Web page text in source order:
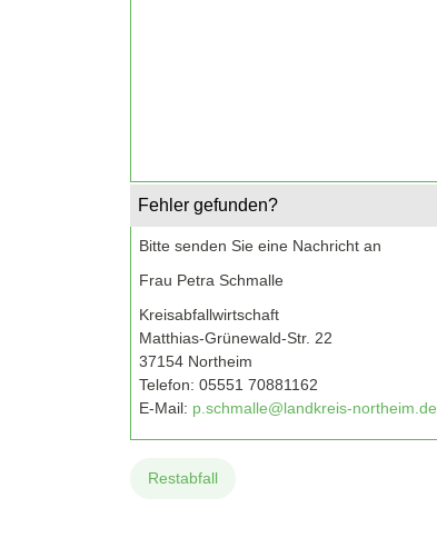
Fehler gefunden?
Bitte senden Sie eine Nachricht an
Frau Petra Schmalle
Kreisabfallwirtschaft
Matthias-Grünewald-Str. 22
37154 Northeim
Telefon: 05551 70881162
E-Mail: p.schmalle@landkreis-northeim.de
Restabfall